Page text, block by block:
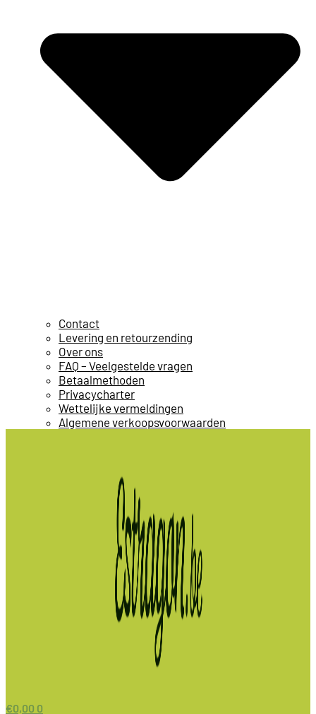
Contact
Levering en retourzending
Over ons
FAQ – Veelgestelde vragen
Betaalmethoden
Privacycharter
Wettelijke vermeldingen
Algemene verkoopsvoorwaarden
€0,00 0